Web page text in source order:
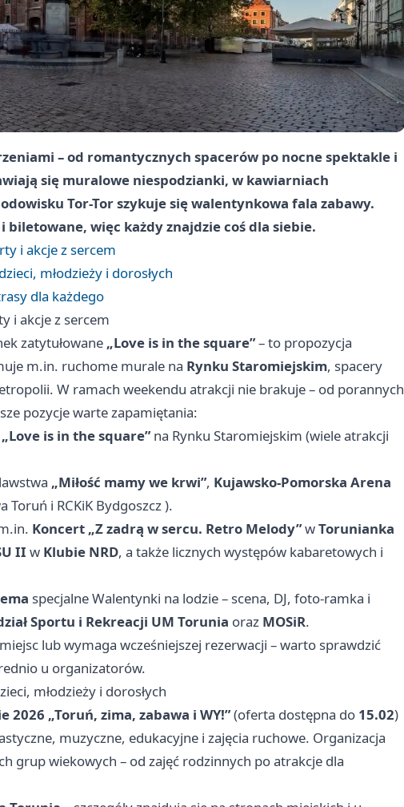
– od romantycznych spacerów po nocne spektakle i
się muralowe niespodzianki, w kawiarniach
Tor-Tor szykuje się walentynkowa fala zabawy.
biletowane, więc każdy znajdzie coś dla siebie.
i akcje z sercem
młodzieży i dorosłych
dla każdego
i akcje z sercem
zatytułowane „Love is in the square”– to propozycja
m.in. ruchome murale na Rynku Staromiejskim, spacery
W ramach weekendu atrakcji nie brakuje – od porannych
pozycje warte zapamiętania:
is in the square”na Rynku Staromiejskim (wiele atrakcji
„Miłość mamy we krwi”, Kujawsko-Pomorska Arena
Toruń i RCKiK Bydgoszcz).
Koncert „Z zadrą w sercu. Retro Melody”wTorunianka
II w Klubie NRD, a także licznych występów kabaretowych i
specjalne Walentynki na lodzie – scena, DJ, foto-ramka i
Sportu i Rekreacji UM Torunia oraz MOSiR.
lub wymaga wcześniejszej rezerwacji – warto sprawdzić
u organizatorów.
młodzieży i dorosłych
2026 „Toruń, zima, zabawa i WY!”(oferta dostępna do 15.02)
muzyczne, edukacyjne i zajęcia ruchowe. Organizacja
grup wiekowych – od zajęć rodzinnych po atrakcje dla